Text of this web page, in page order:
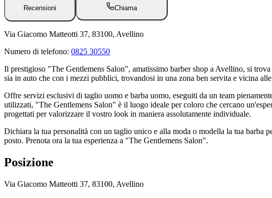
Recensioni Chiama
Via Giacomo Matteotti 37, 83100, Avellino
Numero di telefono: 0825 30550
Il prestigioso "The Gentlemens Salon", amatissimo barber shop a Avellino, si
sia in auto che con i mezzi pubblici, trovandosi in una zona ben servita e vicina
Offre servizi esclusivi di taglio uomo e barba uomo, eseguiti da un team
utilizzati, "The Gentlemens Salon" è il luogo ideale per coloro che cercano
progettati per valorizzare il vostro look in maniera assolutamente individuale.
Dichiara la tua personalità con un taglio unico e alla moda o modella la tua barba
posto. Prenota ora la tua esperienza a "The Gentlemens Salon".
Posizione
Via Giacomo Matteotti 37, 83100, Avellino